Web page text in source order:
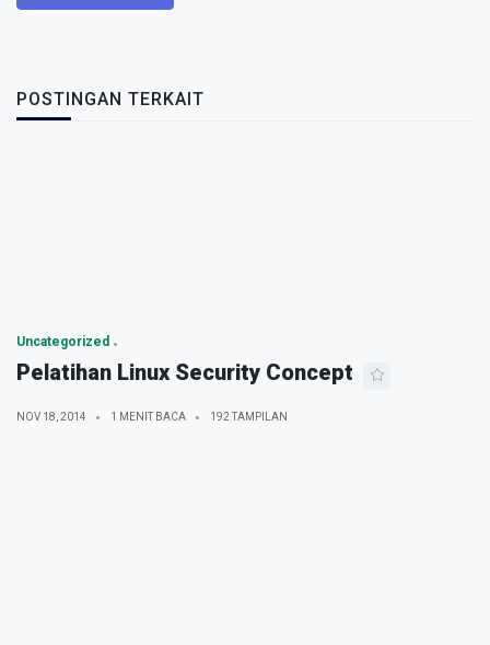
POSTINGAN TERKAIT
Uncategorized
Pelatihan Linux Security Concept
NOV 18, 2014 1 MENIT BACA 192 TAMPILAN